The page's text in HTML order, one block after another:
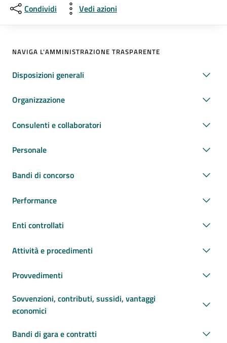
Condividi Vedi azioni
NAVIGA L'AMMINISTRAZIONE TRASPARENTE
Disposizioni generali
Organizzazione
Consulenti e collaboratori
Personale
Bandi di concorso
Performance
Enti controllati
Attività e procedimenti
Provvedimenti
Sovvenzioni, contributi, sussidi, vantaggi
economici
Bandi di gara e contratti